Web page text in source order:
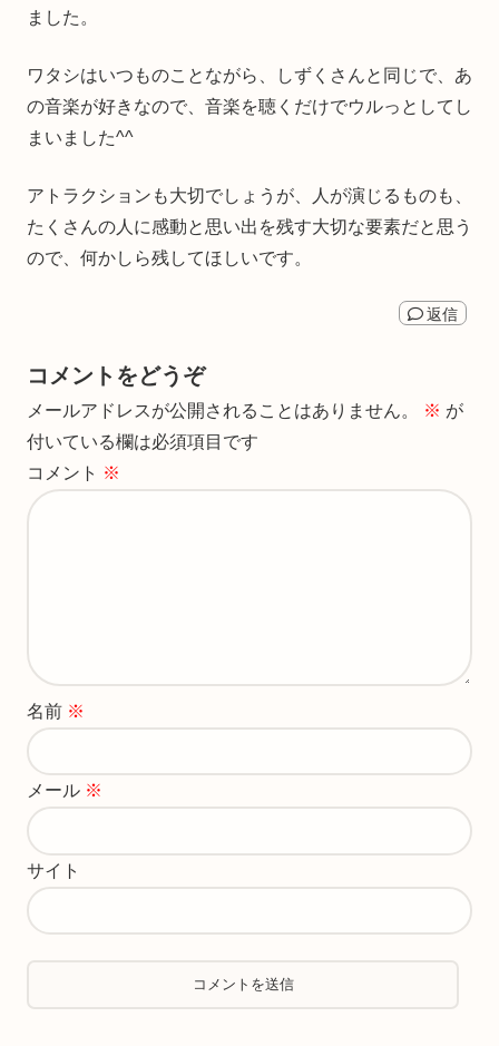
ました。
ワタシはいつものことながら、しずくさんと同じで、あ
の音楽が好きなので、音楽を聴くだけでウルっとしてし
まいました^^
アトラクションも大切でしょうが、人が演じるものも、
たくさんの人に感動と思い出を残す大切な要素だと思う
ので、何かしら残してほしいです。
返信
コメントをどうぞ
メールアドレスが公開されることはありません。 ※ が
付いている欄は必須項目です
コメント ※
名前 ※
メール ※
サイト